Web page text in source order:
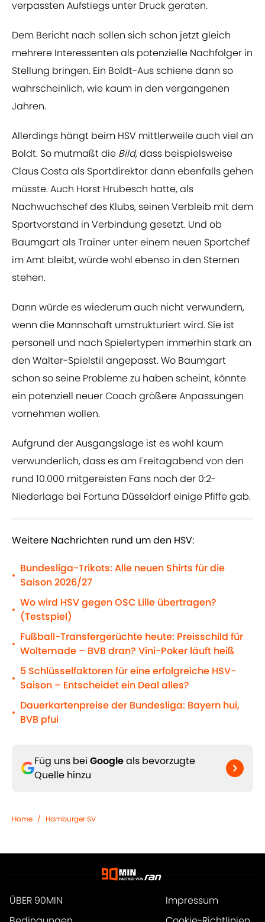
verpassten Aufstiegs unter Druck geraten.
Dem Bericht nach sollen sich schon jetzt gleich
mehrere Interessenten als potenzielle Nachfolger in
Stellung bringen. Ein Boldt-Aus schiene dann so
wahrscheinlich, wie kaum in den vergangenen
Jahren.
Allerdings hängt beim HSV mittlerweile auch viel an
Boldt. So mutmaßt die Bild, dass beispielsweise
Claus Costa als Sportdirektor dann ebenfalls gehen
müsste. Auch Horst Hrubesch hatte, als
Nachwuchschef des Klubs, seinen Verbleib mit dem
Sportvorstand in Verbindung gesetzt. Und ob
Baumgart als Trainer unter einem neuen Sportchef
im Amt bleibt, würde wohl ebenso in den Sternen
stehen.
Dann würde es wiederum auch nicht verwundern,
wenn die Mannschaft umstrukturiert wird. Sie ist
personell und nach Spielertypen immerhin stark an
den Walter-Spielstil angepasst. Wo Baumgart
schon so seine Probleme zu haben scheint, könnte
ein potenziell neuer Coach größere Anpassungen
vornehmen wollen.
Aufgrund der Ausgangslage ist es wohl kaum
verwunderlich, dass es am Freitagabend von den
rund 10.000 mitgereisten Fans nach der 0:2-
Niederlage bei Fortuna Düsseldorf einige Pfiffe gab.
Weitere Nachrichten rund um den HSV:
•
Bundesliga-Trikots: Alle neuen Shirts für die
Saison 2026/27
•
Wo wird HSV gegen OSC Lille übertragen?
(Testspiel)
•
Fußball-Transfergerüchte heute: Preisschild für
Woltemade – BVB dran? Vini-Poker läuft heiß
•
5 Schlüsselfaktoren für eine erfolgreiche HSV-
Saison – Entscheidet ein Deal alles?
•
Dauerkartenpreise der Bundesliga: Bayern hui,
BVB pfui
Füg uns bei Googleals bevorzugte
Quelle hinzu
Home / Hamburger SV
ÜBER 90MIN
Impressum